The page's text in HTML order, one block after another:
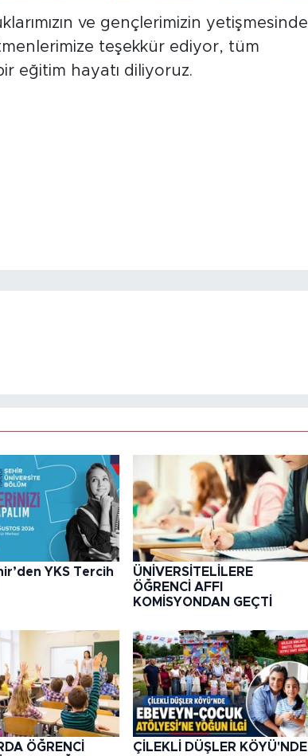
ve gençlerimizin yetişmesinde
teşekkür ediyor, tüm
eğitim hayatı diliyoruz.
YKS Tercih
ÜNİVERSİTELİLERE
ÖĞRENCİ AFFI
KOMİSYONDAN GEÇTİ
ÖĞRENCİ ÇİLEKLİ DÜŞLER KÖYÜ'NDE